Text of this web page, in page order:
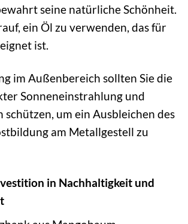
seine natürliche Schönheit.
ein Öl zu verwenden, das für
ist.
im Außenbereich sollten Sie die
Sonneneinstrahlung und
schützen, um ein Ausbleichen des
am Metallgestell zu
in Nachhaltigkeit und